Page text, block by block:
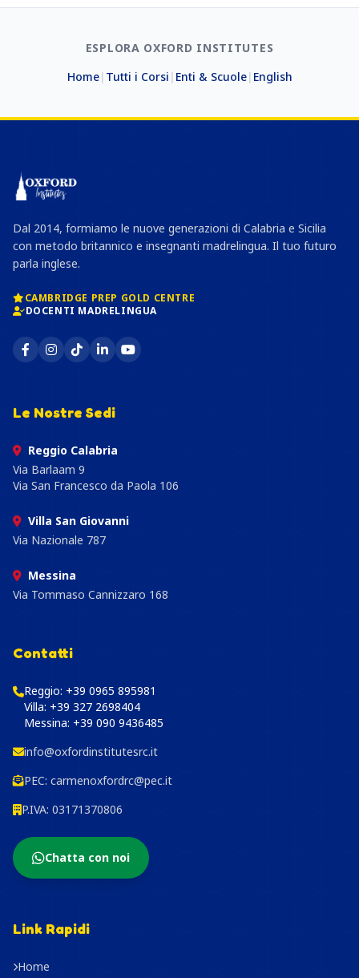
ESPLORA OXFORD INSTITUTES
Home| Tutti i Corsi | Enti & Scuole| English
Dal 2014, formiamo le nuove generazioni di Calabria e Sicilia
con metodo britannico e insegnanti madrelingua. Il tuo futuro
parla inglese.
CAMBRIDGE PREP GOLD CENTRE
DOCENTI MADRELINGUA
Le Nostre Sedi
Reggio Calabria
Via Barlaam 9
Via San Francesco da Paola 106
Villa San Giovanni
Via Nazionale 787
Messina
Via Tommaso Cannizzaro 168
Contatti
Reggio: +39 0965 895981
Villa: +39 327 2698404
Messina: +39 090 9436485
info@oxfordinstitutesrc.it
PEC: carmenoxfordrc@pec.it
P.IVA: 03171370806
Chatta con noi
Link Rapidi
Home